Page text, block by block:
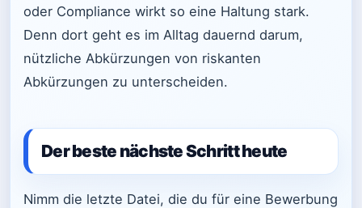
oder Compliance wirkt so eine Haltung stark.
Denn dort geht es im Alltag dauernd darum,
nützliche Abkürzungen von riskanten
Abkürzungen zu unterscheiden.
Der beste nächste Schritt heute
Nimm die letzte Datei, die du für eine Bewerbung